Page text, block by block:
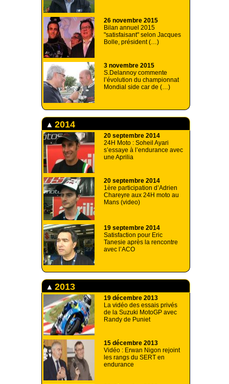
26 novembre 2015
Bilan annuel 2015
"satisfaisant" selon Jacques
Bolle, président (…)
3 novembre 2015
S.Delannoy commente
l’évolution du championnat
Mondial side car de (…)
2014
20 septembre 2014
24H Moto : Soheil Ayari
s’essaye à l’endurance avec
une Aprilia
20 septembre 2014
1ère participation d’Adrien
Chareyre aux 24H moto au
Mans (video)
19 septembre 2014
Satisfaction pour Eric
Tanesie après la rencontre
avec l’ACO
2013
19 décembre 2013
La vidéo des essais privés
de la Suzuki MotoGP avec
Randy de Puniet
15 décembre 2013
Vidéo : Erwan Nigon rejoint
les rangs du SERT en
endurance